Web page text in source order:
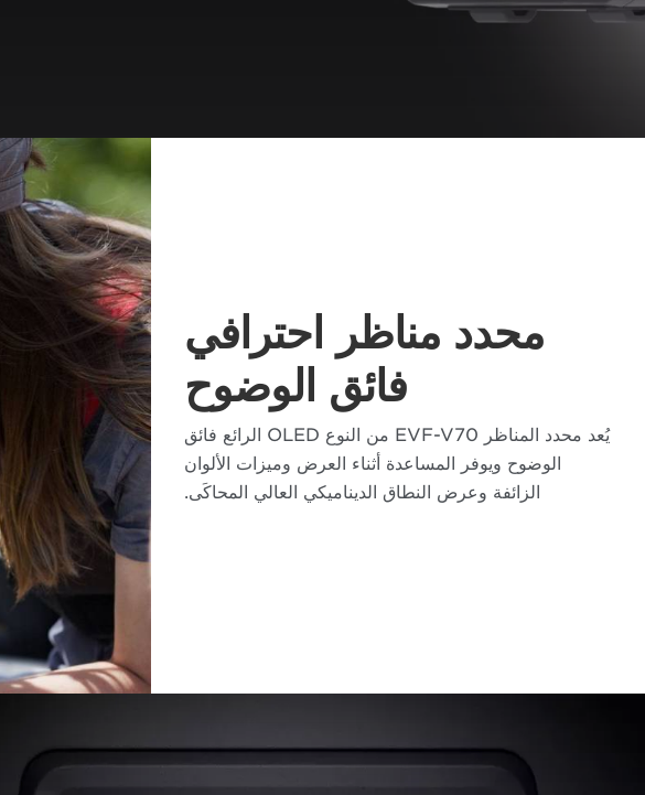
محدد مناظر احترافي
فائق الوضوح
يُعد محدد المناظر EVF-V70 من النوع OLED الرائع فائق
الوضوح ويوفر المساعدة أثناء العرض وميزات الألوان
الزائفة وعرض النطاق الديناميكي العالي المحاكَى.